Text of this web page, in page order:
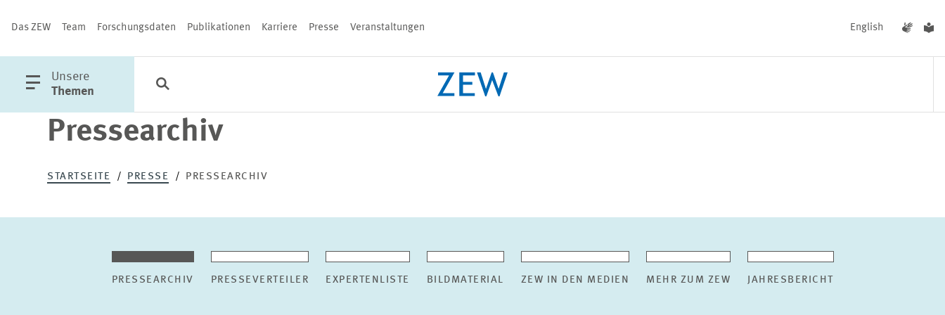
Das ZEW Team Forschungsdaten Publikationen Karriere Presse Veranstaltungen English
öffne
Hauptmenü
Unsere
Themen
Kategorien
Schließen
Pressearchiv
STARTSEITE PRESSE PRESSEARCHIV
PRESSEARCHIV PRESSEVERTEILER EXPERTENLISTE BILDMATERIAL ZEW IN DEN MEDIEN MEHR ZUM ZEW JAHRESBERICHT